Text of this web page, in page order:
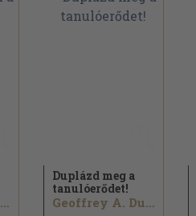
Frank D. Cardelle
Duplázd meg a
tanulóerődet!
Geoffrey A. Dudley